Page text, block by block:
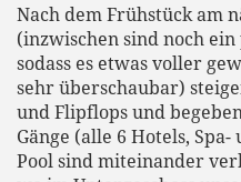
Nach dem Frühstück am
(inzwischen sind noch
sodass es etwas voller
sehr überschaubar)
und Flipflops und
Gänge (alle 6 Hotels,
Pool sind miteinander